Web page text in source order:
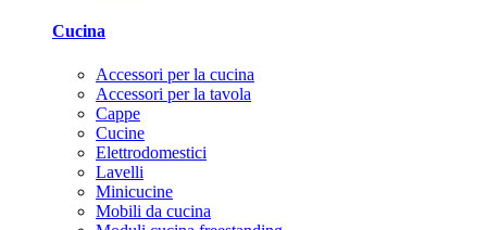
Cucina
Accessori per la cucina
Accessori per la tavola
Cappe
Cucine
Elettrodomestici
Lavelli
Minicucine
Mobili da cucina